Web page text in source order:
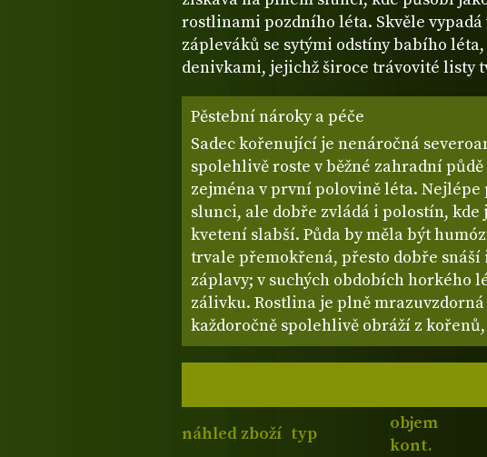
rostlinami pozdního léta. Skvěle vypadá
zápleváků se sytými odstíny babího
denivkami, jejichž široce trávovité listy
Pěstební nároky a péče
Sadec kořenující je nenáročná
spolehlivě roste v běžné zahradní půdě
zejména v první polovině léta.
slunci, ale dobře zvládá i polostín,
kvetení slabší. Půda by měla být
trvale přemokřená, přesto dobře snáší
záplavy; v suchých obdobích horkého
zálivku. Rostlina je plně mrazuvzdorná
každoročně spolehlivě obráží z
náhled zboží typ
objem
kont.